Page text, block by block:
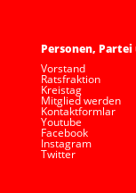
Personen,
Vorstand
Ratsfraktion
Kreistag
Mitglied werden
Kontaktformlar
Youtube
Facebook
Instagram
Twitter